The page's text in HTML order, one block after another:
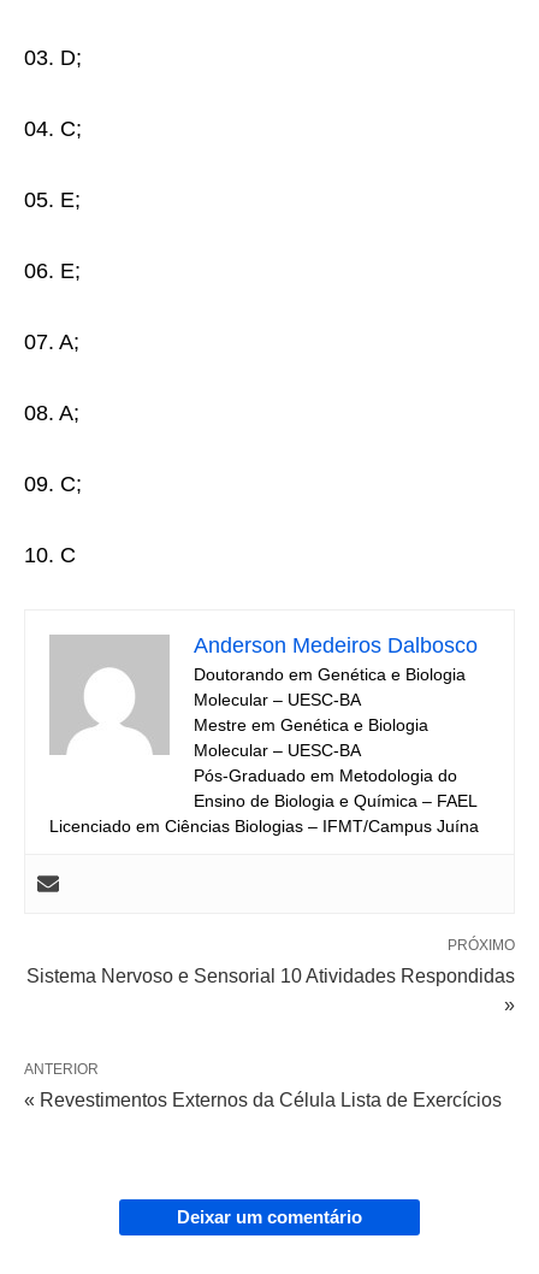
03. D;
04. C;
05. E;
06. E;
07. A;
08. A;
09. C;
10. C
Anderson Medeiros Dalbosco
Doutorando em Genética e Biologia
Molecular – UESC-BA
Mestre em Genética e Biologia
Molecular – UESC-BA
Pós-Graduado em Metodologia do
Ensino de Biologia e Química – FAEL
Licenciado em Ciências Biologias – IFMT/Campus Juína
PRÓXIMO
Sistema Nervoso e Sensorial 10 Atividades Respondidas
»
ANTERIOR
« Revestimentos Externos da Célula Lista de Exercícios
Deixar um comentário